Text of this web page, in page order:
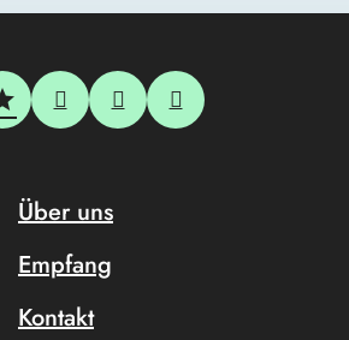
Über uns
Empfang
Kontakt